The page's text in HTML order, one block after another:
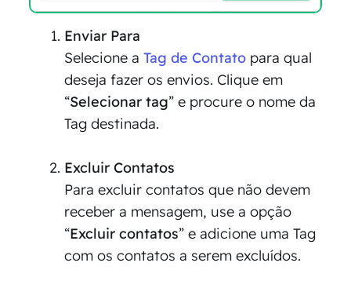
Enviar Para
Selecione aTag de Contato para qual
deseja fazer os envios. Clique em
“Selecionar tag” e procure o nome da
Tag destinada.
Excluir Contatos
Para excluir contatos que não devem
receber a mensagem, use a opção
“Excluir contatos” e adicione uma Tag
com os contatos a serem excluídos.